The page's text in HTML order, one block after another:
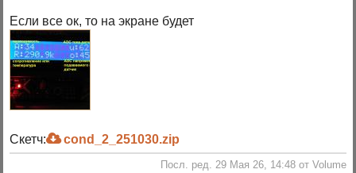
Если все ок, то на экране будет
Скетч: cond_2_251030.zip
Посл. ред. 29 Мая 26, 14:48 от Volume